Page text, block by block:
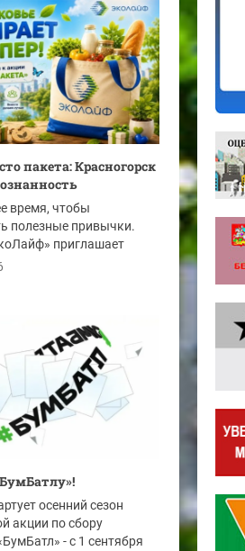
пакета: Красногорск
время, чтобы
полезные привычки.
приглашает
и всего...
осенний сезон
акции по сбору
- с 1 сентября